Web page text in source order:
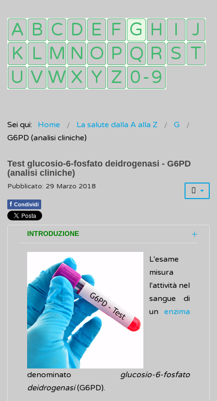
Sei qui: Home La salute dalla A alla Z
G
G6PD (analisi cliniche)
Test glucosio-6-fosfato deidrogenasi - G6PD
(analisi cliniche)
Pubblicato: 29 Marzo 2018
f Condividi
INTRODUZIONE
L'esame
misura
l'attività nel
sangue di
un enzima
denominato glucosio-6-fosfato
deidrogenasi(G6PD).